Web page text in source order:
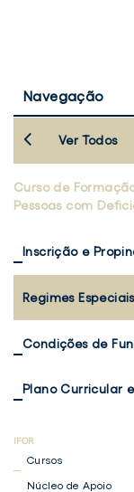
Navegação
Ver Todos
Curso de
Pessoas com
Inscrição e
Regimes
Condições de
Plano Curricular
Cursos
Núcleo de Apoio